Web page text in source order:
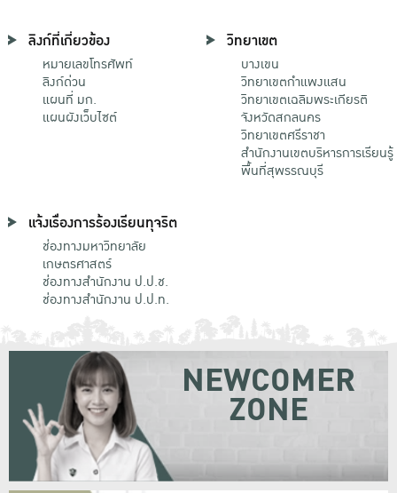
ลิงก์ที่เกี่ยวข้อง
หมายเลขโทรศัพท์
ลิงก์ด่วน
แผนที่ มก.
แผนผังเว็บไซต์
วิทยาเขต
บางเขน
วิทยาเขตกําแพงแสน
วิทยาเขตเฉลิมพระเกียรติ
จังหวัดสกลนคร
วิทยาเขตศรีราชา
สำนักงานเขตบริหารการเรียนรู้
พื้นที่สุพรรณบุรี
แจ้งเรื่องการร้องเรียนทุจริต
ช่องทางมหาวิทยาลัย
เกษตรศาสตร์
ช่องทางสำนักงาน ป.ป.ช.
ช่องทางสำนักงาน ป.ป.ท.
NEWCOMER
ZONE